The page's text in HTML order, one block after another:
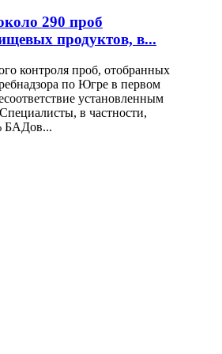
290 проб
продуктов, в...
контроля проб, отобранных
по Югре в первом
установленным
в частности,
БАДов...